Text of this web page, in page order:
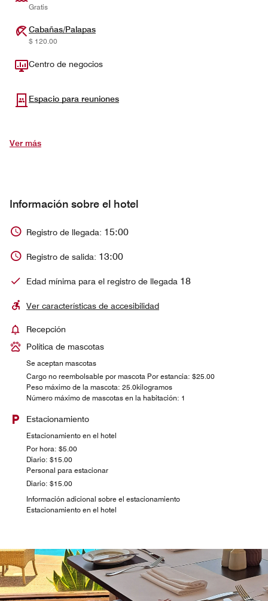
Gratis
Cabañas/Palapas
$ 120.00
Centro de negocios
Espacio para reuniones
Ver más
Información sobre el hotel
Registro de llegada: 15:00
Registro de salida: 13:00
Edad mínima para el registro de llegada 18
Ver características de accesibilidad
Recepción
Política de mascotas
Se aceptan mascotas
Cargo no reembolsable por mascota Por estancia: $25.00
Peso máximo de la mascota: 25.0kilogramos
Número máximo de mascotas en la habitación: 1
Estacionamiento
Estacionamiento en el hotel
Por hora: $5.00
Diario: $15.00
Personal para estacionar
Diario: $15.00
Información adicional sobre el estacionamiento
Estacionamiento en el hotel